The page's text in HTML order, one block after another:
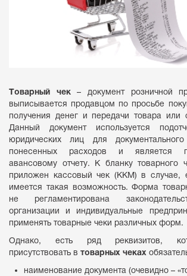
Товарный чек– документ розничной
выписывается продавцом по просьбе
получения денег и передачи товара или
Данный документ используется
юридических лиц для
понесенных расходов и является
авансовому отчету. К бланку товарного
приложен кассовый чек (ККМ) в случае,
имеется такая возможность. Форма
не регламентирована
организации и индивидуальные
применять товарные чеки различных форм.
Однако, есть ряд реквизитов,
присутствовать в товарных чеках
наименование документа (очевидно –